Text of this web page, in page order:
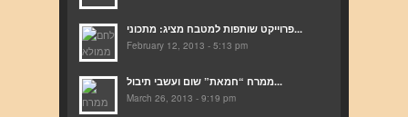
פרוייקט שותפות למטבח מציג: מתכוני...
February 12, 2013 - 5:13 pm
ממרח “חמאת” שום ועשבי תיבול...
March 26, 2013 - 9:19 pm